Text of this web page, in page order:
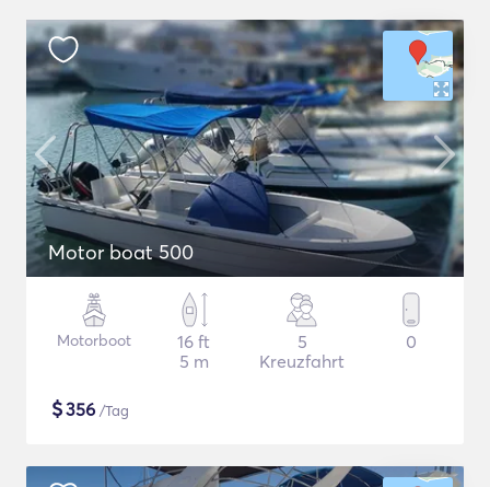
Motor boat 500
Motorboot
16 ft
5 m
5
Kreuzfahrt
0
$356 /Tag